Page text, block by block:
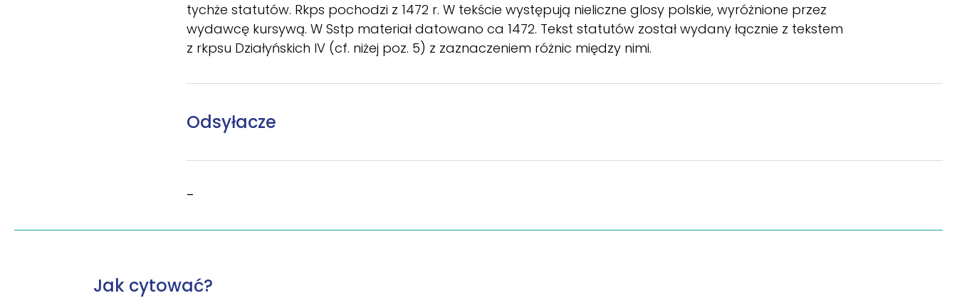
tychże statutów. Rkps pochodzi z 1472 r. W tekście występują nieliczne glosy polskie, wyróżnione przez
wydawcę kursywą. W Sstp materiał datowano ca 1472. Tekst statutów został wydany łącznie z tekstem
z rkpsu Działyńskich IV (cf. niżej poz. 5) z zaznaczeniem różnic między nimi.
Odsyłacze
–
Jak cytować?